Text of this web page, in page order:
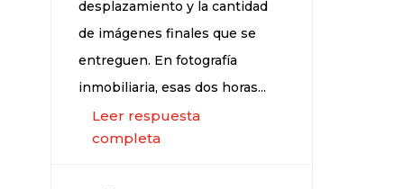
desplazamiento y la cantidad
de imágenes finales que se
entreguen. En fotografía
inmobiliaria, esas dos horas...
Leer respuesta
completa